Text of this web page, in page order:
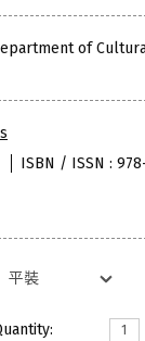
of
ISBN / ISSN :